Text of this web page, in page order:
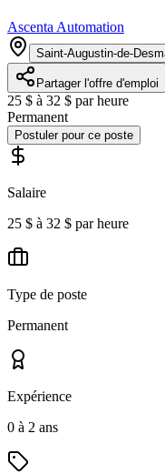
Ascenta Automation
Saint-Augustin-de-
Partager l'offre d'emploi
25 $ à 32 $ par heure
Permanent
Postuler pour ce poste
Salaire
25 $ à 32 $ par heure
Type de poste
Permanent
Expérience
0 à 2 ans